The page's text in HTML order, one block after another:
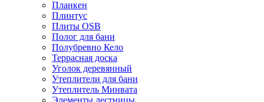
Планкен
Плинтус
Плиты OSB
Полог для бани
Полубревно Кело
Террасная доска
Уголок деревянный
Утеплители для бани
Утеплитель Минвата
Элементы лестницы